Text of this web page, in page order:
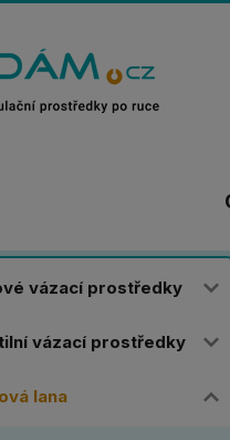
vázací prostředky
vázací prostředky
lana